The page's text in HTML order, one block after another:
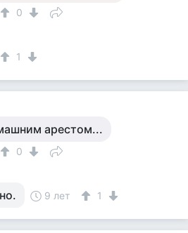
0
1
арестом...
0
9 лет 1